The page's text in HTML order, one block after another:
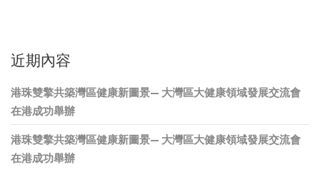
近期內容
港珠雙擎共築灣區健康新圖景— 大灣區大健康領域發展交流會
在港成功舉辦
港珠雙擎共築灣區健康新圖景— 大灣區大健康領域發展交流會
在港成功舉辦